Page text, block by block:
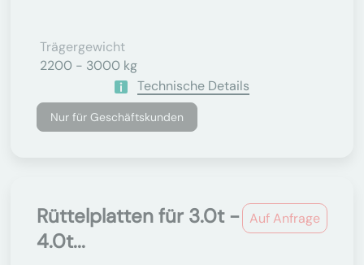
Trägergewicht
2200 - 3000 kg
Technische Details
Nur für Geschäftskunden
Auf Anfrage
Rüttelplatten für 3.0t -
4.0t...